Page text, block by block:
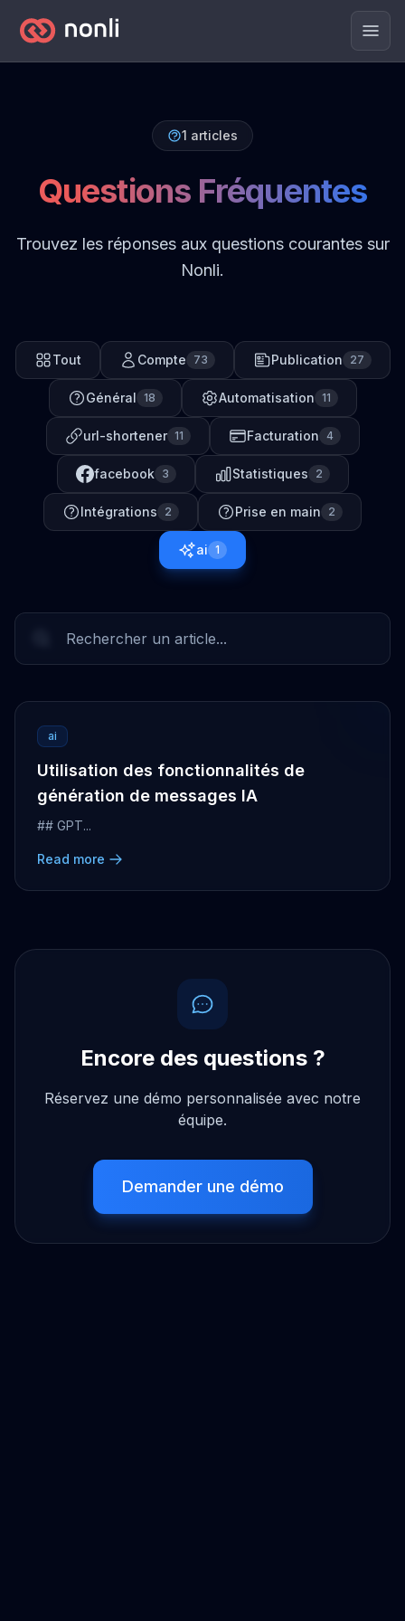
1 articles
Questions Fréquentes
Trouvez les réponses aux questions courantes sur
Nonli.
Tout Compte 73 Publication 27
Général 18 Automatisation 11
url-shortener 11 Facturation 4
facebook 3 Statistiques 2
Intégrations 2 Prise en main 2
ai 1
ai
Utilisation des fonctionnalités de
génération de messages IA
## GPT...
Read more
Encore des questions ?
Réservez une démo personnalisée avec notre
équipe.
Demander une démo